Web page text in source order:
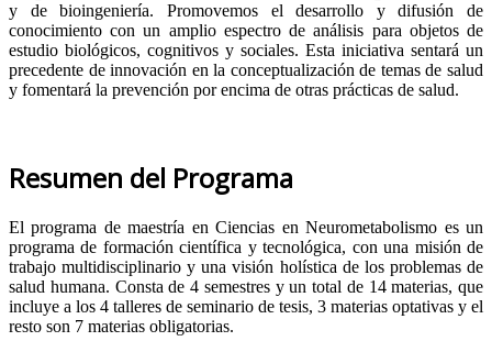
y de bioingeniería. Promovemos el desarrollo y difusión de
conocimiento con un amplio espectro de análisis para objetos de
estudio biológicos, cognitivos y sociales. Esta iniciativa sentará un
precedente de innovación en la conceptualización de temas de salud
y fomentará la prevención por encima de otras prácticas de salud.
Resumen del Programa
El programa de maestría en Ciencias en Neurometabolismo es un
programa de formación científica y tecnológica, con una misión de
trabajo multidisciplinario y una visión holística de los problemas de
salud humana. Consta de 4 semestres y un total de 14 materias, que
incluye a los 4 talleres de seminario de tesis, 3 materias optativas y el
resto son 7 materias obligatorias.